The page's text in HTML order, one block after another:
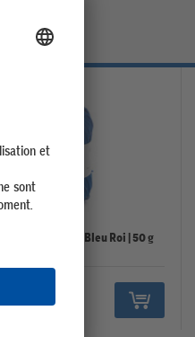
de coton Capri Bleu Roi | 50 g